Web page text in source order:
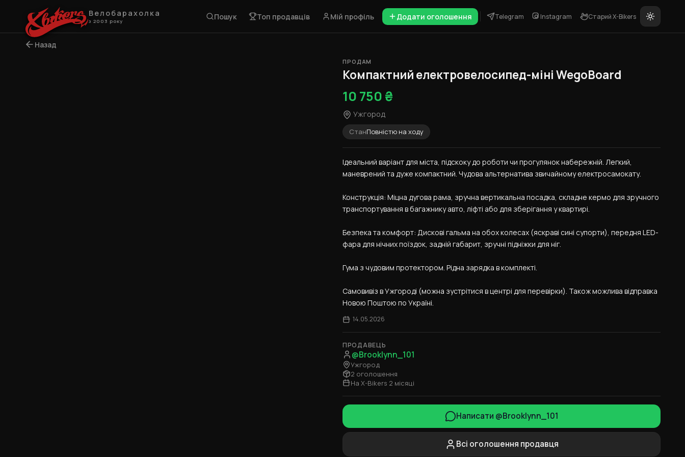
Велобарахолка
з 2003 року Пошук Топ продавців Мій профіль Додати оголошення Telegram Instagram Старий X-Bikers
Назад
ПРОДАМ
Компактний електровелосипед-міні WegoBoard
10 750 ₴
Ужгород
СтанПовністю на ходу
Ідеальний варіант для міста, підскоку до роботи чи прогулянок набережній. Легкий,
маневрений та дуже компактний. Чудова альтернатива звичайному електросамокату.
Конструкція: Міцна дугова рама, зручна вертикальна посадка, складне кермо для зручного
транспортування в багажнику авто, ліфті або для зберігання у квартирі.
Безпека та комфорт: Дискові гальма на обох колесах (яскраві сині супорти), передня LED-
фара для нічних поїздок, задній габарит, зручні підніжки для ніг.
Гума з чудовим протектором. Рідна зарядка в комплекті.
Самовивіз в Ужгороді (можна зустрітися в центрі для перевірки). Також можлива відправка
Новою Поштою по Україні.
14.05.2026
ПРОДАВЕЦЬ
@Brooklynn_101
Ужгород
2 оголошення
На X-Bikers 2 місяці
Написати @Brooklynn_101
Всі оголошення продавця